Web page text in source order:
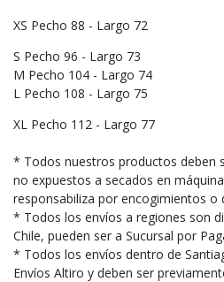
XS Pecho 88 - Largo 72
S Pecho 96 - Largo 73
M Pecho 104 - Largo 74
L Pecho 108 - Largo 75
XL Pecho 112 - Largo 77
* Todos nuestros productos deben
no expuestos a secados en
responsabiliza por encogimientos o
* Todos los envíos a regiones son
Chile, pueden ser a Sucursal por
* Todos los envíos dentro de
Envíos Altiro y deben ser